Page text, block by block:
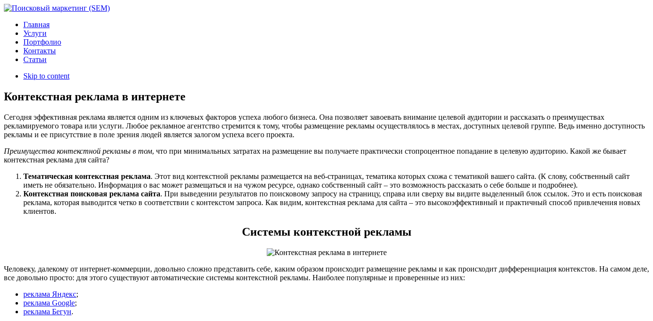
Главная
Услуги
Портфолио
Контакты
Статьи
Skip to content
Контекстная реклама в интернете
Сегодня эффективная реклама является одним из ключевых факторов успеха любого бизнеса. Она позволяет завоевать внимание целевой аудитории и рассказать о преимуществах
рекламируемого товара или услуги. Любое рекламное агентство стремится к тому, чтобы размещение рекламы осуществлялось в местах, доступных целевой группе. Ведь именно доступность
рекламы и ее присутствие в поле зрения людей является залогом успеха всего проекта.
Преимущества контекстной рекламы в том, что при минимальных затратах на размещение вы получаете практически стопроцентное попадание в целевую аудиторию. Какой же бывает
контекстная реклама для сайта?
Тематическая контекстная реклама. Этот вид контекстной рекламы размещается на веб-страницах, тематика которых схожа с тематикой вашего сайта. (К слову, собственный сайт
иметь не обязательно. Информация о вас может размещаться и на чужом ресурсе, однако собственный сайт – это возможность рассказать о себе больше и подробнее).
Контекстная поисковая реклама сайта. При выведении результатов по поисковому запросу на страницу, справа или сверху вы видите выделенный блок ссылок. Это и есть поисковая
реклама, которая выводится четко в соответствии с контекстом запроса. Как видим, контекстная реклама для сайта – это высокоэффективный и практичный способ привлечения новых
клиентов.
Системы контекстной рекламы
Человеку, далекому от интернет-коммерции, довольно сложно представить себе, каким образом происходит размещение рекламы и как происходит дифференциация контекстов. На самом деле,
все довольно просто: для этого существуют автоматические системы контекстной рекламы. Наиболее популярные и проверенные из них:
реклама Яндекс;
реклама Google;
реклама Бегун.